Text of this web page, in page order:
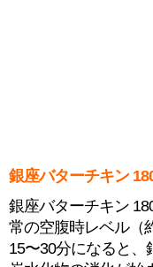
銀座バターチキン
銀座バターチキン
常の空腹時レベル（
15〜30分になると、